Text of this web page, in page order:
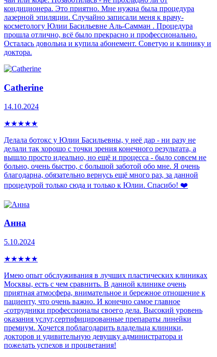
кондиционера. Это приятно. Мне нужна была процедура
лазерной эпиляции. Случайно записали меня к врачу-
косметологу Юлии Басильевне Аль-Самман . Процедура
прошла отлично, всё было прекрасно и профессионально.
Осталась довольна и купила абонемент. Советую и клинику и
доктора.
Catherine
14.10.2024
★★★★★
Делала ботокс у Юлии Басильевны, у неё дар - ни разу не
делали так хорошо с точки зрения конечного результата, а
вышло просто идеально, но ещё и процесса - было совсем не
больно, очень быстро, с большой заботой обо мне. Я очень
благодарна, обязательно вернусь ещё много раз, за данной
процедурой только сюда и только к Юлии. Спасибо! ❤️
Анна
5.10.2024
★★★★★
Имею опыт обслуживания в лучших пластических клиниках
Москвы, есть с чем сравнить. В данной клинике очень
приятная атмосфера, внимательное и бережное отношение к
пациенту, что очень важно. И конечно самое главное
-сотрудники профессионалы своего дела. Высокий уровень
оказания услуг,сертифицированные препараты линейки
премиум. Хочется поблагодарить владельца клиники,
докторов и удивительную девушку администратора и
пожелать успехов и процветания!